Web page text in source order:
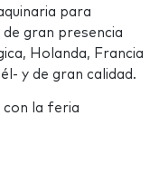
para
gran presencia
Holanda, Francia
y de gran calidad.
con la feria